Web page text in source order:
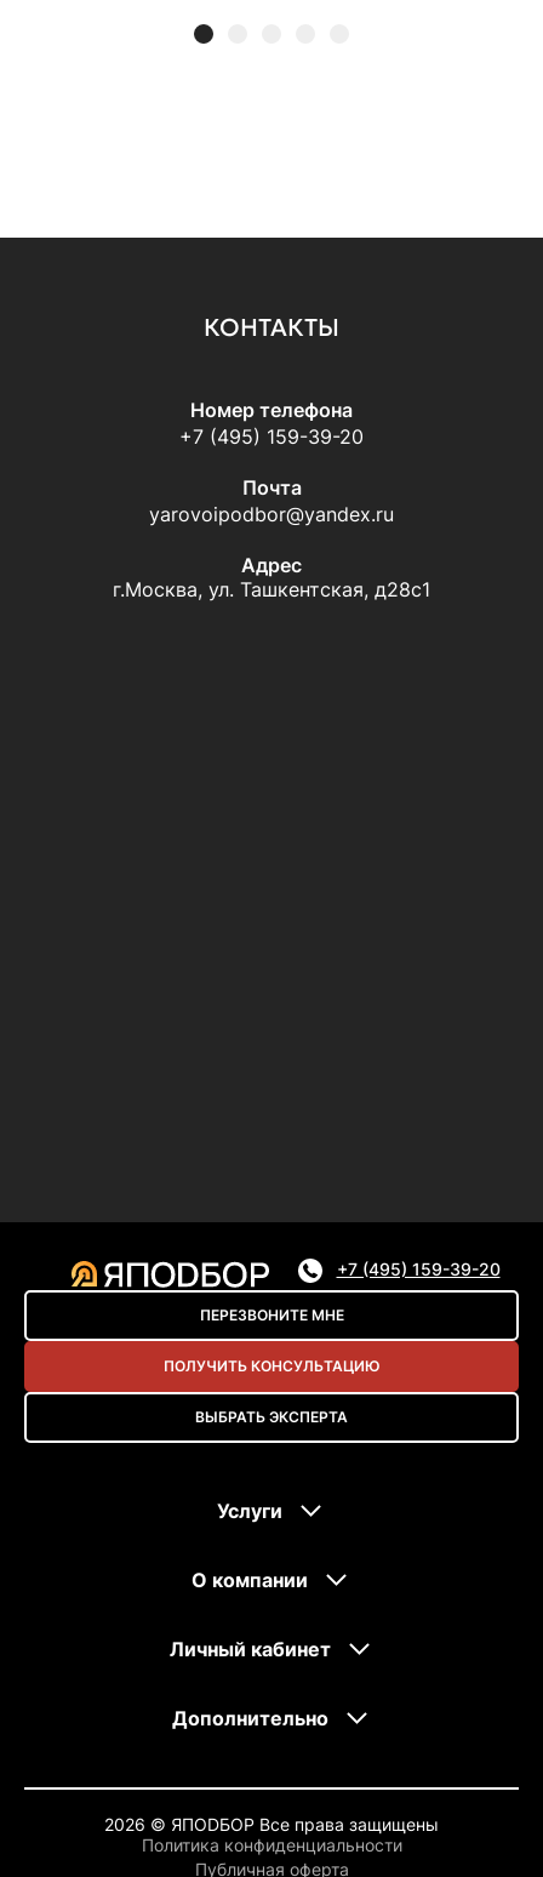
КОНТАКТЫ
Номер телефона
+7 (495) 159-39-20
Почта
yarovoipodbor@yandex.ru
Адрес
г.Москва, ул. Ташкентская, д28с1
+7 (495) 159-39-20
ПЕРЕЗВОНИТЕ МНЕ
ПОЛУЧИТЬ КОНСУЛЬТАЦИЮ
ВЫБРАТЬ ЭКСПЕРТА
Услуги
О компании
Личный кабинет
Дополнительно
2026 © ЯПОDБОР Все права защищены
Политика конфиденциальности
Публичная оферта